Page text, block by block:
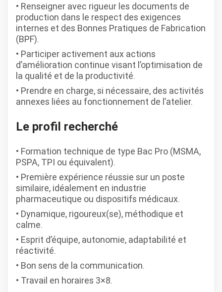
Renseigner avec rigueur les documents de
production dans le respect des exigences
internes et des Bonnes Pratiques de Fabrication
(BPF).
Participer activement aux actions
d’amélioration continue visant l’optimisation de
la qualité et de la productivité.
Prendre en charge, si nécessaire, des activités
annexes liées au fonctionnement de l’atelier.
Le profil recherché
Formation technique de type Bac Pro (MSMA,
PSPA, TPI ou équivalent).
Première expérience réussie sur un poste
similaire, idéalement en industrie
pharmaceutique ou dispositifs médicaux.
Dynamique, rigoureux(se), méthodique et
calme.
Esprit d’équipe, autonomie, adaptabilité et
réactivité.
Bon sens de la communication.
Travail en horaires 3×8.